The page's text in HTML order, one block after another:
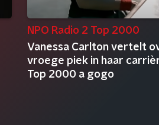
NPO Radio 2 Top 2000
Vanessa Carlton vertelt
vroege piek in haar
Top 2000 a gogo